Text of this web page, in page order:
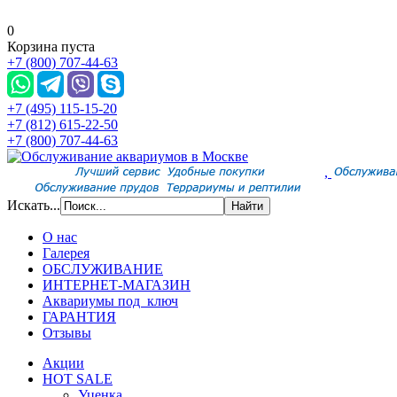
0
Корзина пуста
+7 (800) 707-44-63
+7 (495) 115-15-20
+7 (812) 615-22-50
+7 (800) 707-44-63
,
Искать...
О нас
Галерея
ОБСЛУЖИВАНИЕ
ИНТЕРНЕТ-МАГАЗИН
Аквариумы под ключ
ГАРАНТИЯ
Отзывы
Акции
HOT SALE